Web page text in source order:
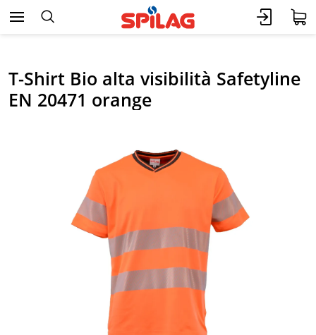
T-Shirt Bio alta visibilità Safetyline
EN 20471 orange